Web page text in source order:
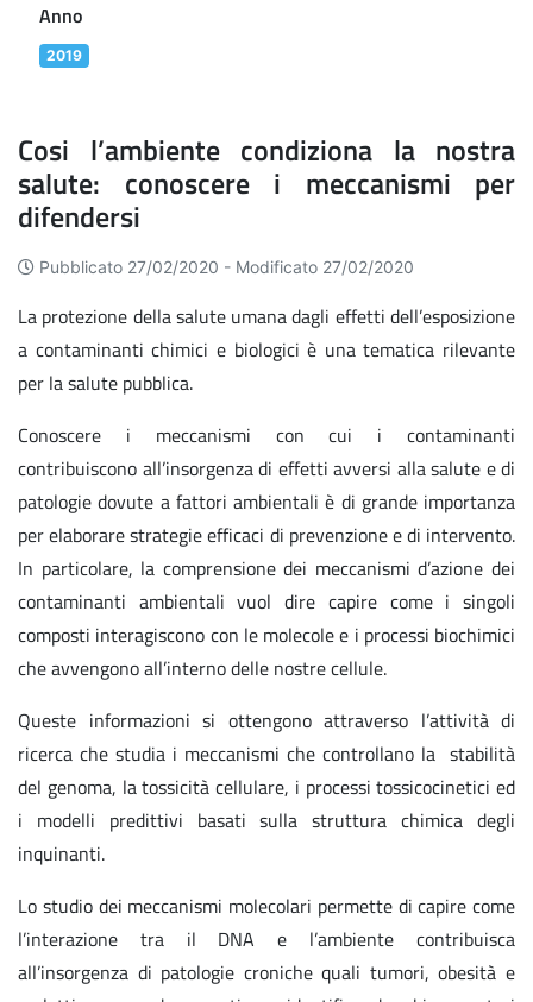
Anno
2019
Cosi l’ambiente condiziona la nostra
salute: conoscere i meccanismi per
difendersi
Pubblicato 27/02/2020 - Modificato 27/02/2020
La protezione della salute umana dagli effetti dell’esposizione
a contaminanti chimici e biologici è una tematica rilevante
per la salute pubblica.
Conoscere i meccanismi con cui i contaminanti
contribuiscono all’insorgenza di effetti avversi alla salute e di
patologie dovute a fattori ambientali è di grande importanza
per elaborare strategie efficaci di prevenzione e di intervento.
In particolare, la comprensione dei meccanismi d’azione dei
contaminanti ambientali vuol dire capire come i singoli
composti interagiscono con le molecole e i processi biochimici
che avvengono all’interno delle nostre cellule.
Queste informazioni si ottengono attraverso l’attività di
ricerca che studia i meccanismi che controllano la stabilità
del genoma, la tossicità cellulare, i processi tossicocinetici ed
i modelli predittivi basati sulla struttura chimica degli
inquinanti.
Lo studio dei meccanismi molecolari permette di capire come
l’interazione tra il DNA e l’ambiente contribuisca
all’insorgenza di patologie croniche quali tumori, obesità e